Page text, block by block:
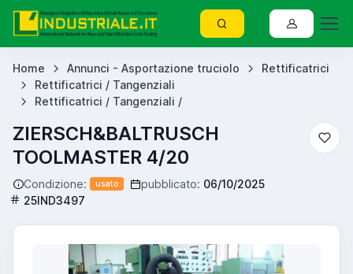
Home Annunci - Asportazione truciolo
Rettificatrici
Rettificatrici / Tangenziali
Rettificatrici / Tangenziali /
ZIERSCH&BALTRUSCH
TOOLMASTER 4/20
Condizione: usato pubblicato: 06/10/2025
25IND3497